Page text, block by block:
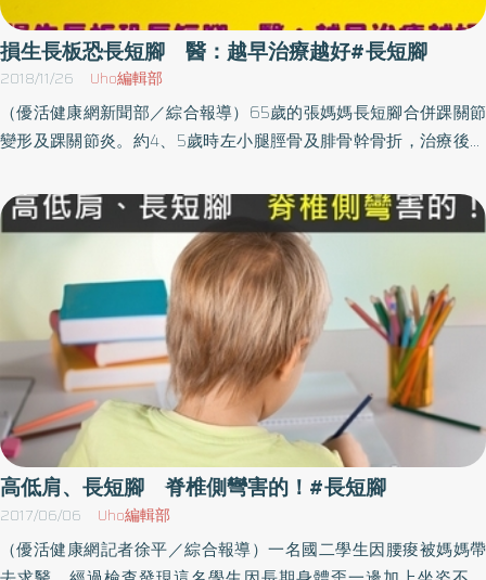
痛，同時也進一步破壞關節軟骨，影響關節功能。如果延誤治療，
甚至會引發骨髓炎，久久難癒。一般來說，細菌性關節炎的病人當
中，大約60％可完全恢復正常功能，許多病人仍遺留明顯的關節功
能障礙，而且大約有10％的病人會因感染而死亡，不可掉以輕
心。 中醫方面，細菌性關節炎雖然屬於「骨癰」、「附骨疽」的範
疇，但是，它的病勢洶猛如虎、迅速如風，不像是一般的癰疽。細
病症特點，進入關節之後，正邪相爭，接著就是一連串細菌性關節
炎的變化。中醫古籍《黃帝內經．靈樞．癰疽》提到「營衛稽留於
經脈之中，則血泣而不行，不行則衛氣從之而不通，壅遏而不得
行，故熱。大熱不止，熱勝，則肉腐，肉腐則為膿。然不能陷，骨
髓不為燋枯，五臟不為傷，故命曰癰。熱氣淳盛，下陷肌膚，筋髓
枯，內連五臟，血氣竭，當其癰下，筋骨良肉皆無餘，故命曰
疽。」而不同部位有不同名稱及預後，例如這個病人是在臀部髖關
節，就是「發於股脛，名曰股脛疽。其狀不甚變，而癰膿搏骨，不
急治，三十日死矣。」說明病況來勢洶洶，加上「諸癰疽之發於節
而相應者，不可治也。發於陽者，百日死；發於陰者，三十日
死。」更是讓人了解治療上的難度。依據治療三要點 細菌性關節
炎亦有解治療上，依照中醫治療癰疽的專書古籍《外科證治全生
集》提出治療的三要點：第一為開腠理「腠理開，紅癰解，毒即
損生長板恐長短腳 醫：越早治療越好#長短腳
2018/11/26 Uho編輯部
（優活健康網新聞部／綜合報導）65歲的張媽媽長短腳合併踝關節
變形及踝關節炎。約4、5歲時左小腿脛骨及腓骨幹骨折，治療後骨
斜也越來越明顯，腳踝關節也漸漸變形。左腳痛得厲害，吃止痛
藥、尋求針灸治療效果有限。歷經1年來踝關節矯正及融合、小腿骨
延長及矯正後，終於可以放心走路不喊痛。術後確實配合醫囑 復
原成功關鍵台東基督教醫院骨科醫師吳欣翰表示，手術後張媽媽左
腳戴著約1.4公斤的鋼架3個月，她和家人都能確實配合醫囑是復原的
成功關鍵。不過，礙於年齡及骨質的限制，長短腳越年輕處理越
好，一來可降低術後感染的風險，二來可減少回院處理的次數，對
病人及家屬有很大的幫助。生長板及早評估治療 降低影響活動的
機率生長板是兒童長高的原因，生長板受損時年齡愈小，後遺症便
愈厲害。和成人相比，孩童骨頭成長速度快、併發症少，越早發現
生長板受損，能選擇的治療方式越多，也越不影響孩童的活動，越
符合微創的原則。若生長板受損面積很小，可考慮切除生長板中的
骨痂，並植入脂肪，使周圍健全的生長板得以繼續成長。若受損面
積大，則需截骨、矯正變形，並配合延長彌補不足的長度。當孩子
高低肩、長短腳 脊椎側彎害的！#長短腳
2017/06/06 Uho編輯部
（優活健康網記者徐平／綜合報導）一名國二學生因腰痠被媽媽帶